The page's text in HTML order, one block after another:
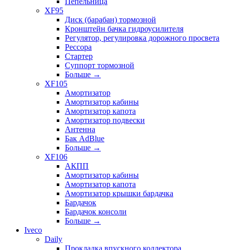
XF95
Диск (барабан) тормозной
Кронштейн бачка гидроусилителя
Регулятор, регулировка дорожного просвета
Рессора
Стартер
Суппорт тормозной
Больше →
XF105
Амортизатор
Амортизатор кабины
Амортизатор капота
Амортизатор подвески
Антенна
Бак AdBlue
Больше →
XF106
АКПП
Амортизатор кабины
Амортизатор капота
Амортизатор крышки бардачка
Бардачок
Бардачок консоли
Больше →
Iveco
Daily
Прокладка впускного коллектора